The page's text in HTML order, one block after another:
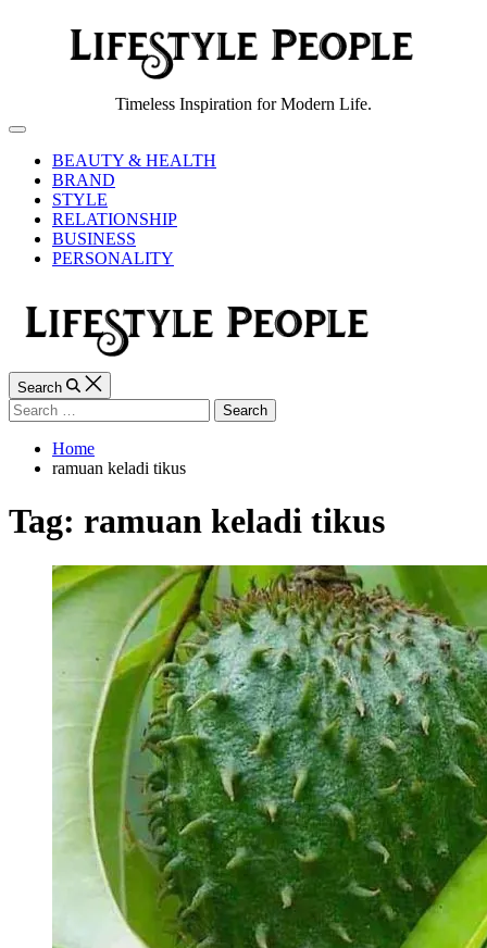
People
Timeless Inspiration for Modern Life.
Off
CanvasBEAUTY & HEALTH
BRAND
STYLE
RELATIONSHIP
BUSINESS
PERSONALITY
Search
Search
for:
Home
ramuan keladi tikus
Tag: ramuan keladi tikus